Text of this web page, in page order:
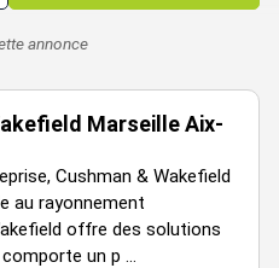
commercial Grand Littoral
le secteur (hôtels,
A7 et A55
annonce
Marseille Aix-
Cushman & Wakefield
au rayonnement
offre des solutions
un p ...